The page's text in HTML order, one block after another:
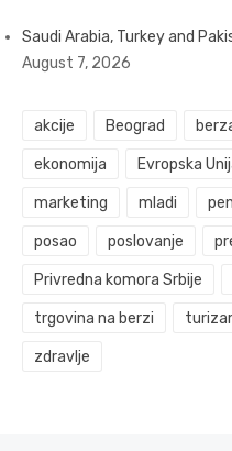
Saudi Arabia, Turkey and
August 7, 2026
akcije Beograd
ekonomija Evropska
marketing mladi
posao poslovanje
Privredna komora Srbije
trgovina na berzi
zdravlje